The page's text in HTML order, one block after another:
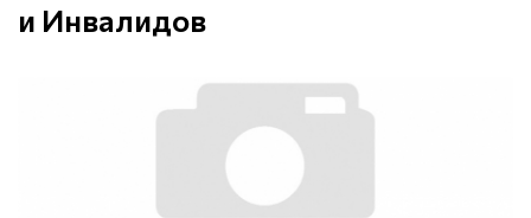
и Инвалидов